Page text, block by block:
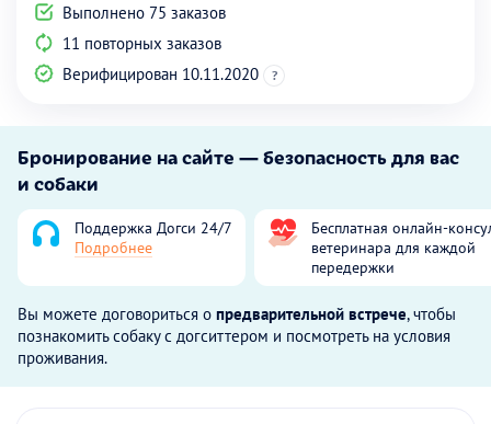
Выполнено 75 заказов
11 повторных заказов
Верифицирован 10.11.2020
?
Бронирование на сайте — безопасность для вас
и собаки
Поддержка Догси 24/7
Подробнее
Бесплатная онлайн-
ветеринара для каждой
передержки
Вы можете договориться о предварительной встрече, чтобы
познакомить собаку с догситтером и посмотреть на условия
проживания.